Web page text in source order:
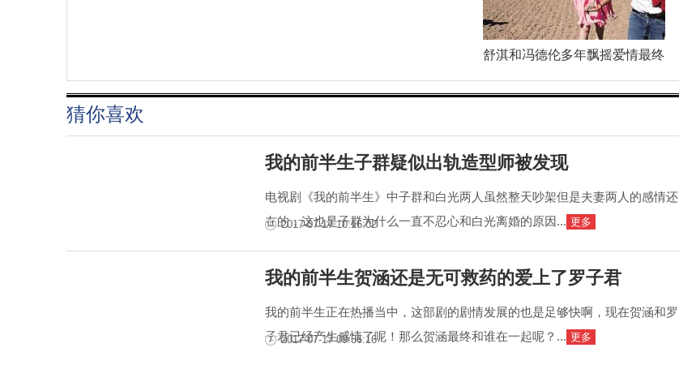
舒淇和冯德伦多年飘摇爱情最终
猜你喜欢
我的前半生子群疑似出轨造型师被发现
电视剧《我的前半生》中子群和白光两人虽然整天吵架但是夫妻两人的感情还
在的，这也是子群为什么一直不忍心和白光离婚的原因... 更多
2017-07-17 10:16:02
我的前半生贺涵还是无可救药的爱上了罗子君
我的前半生正在热播当中，这部剧的剧情发展的也是足够快啊，现在贺涵和罗
子君已经产生感情了呢！那么贺涵最终和谁在一起呢？... 更多
2017-07-17 09:56:16